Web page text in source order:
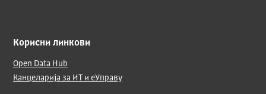
Корисни линкови
Open Data Hub
Канцеларија за ИТ и еУправу